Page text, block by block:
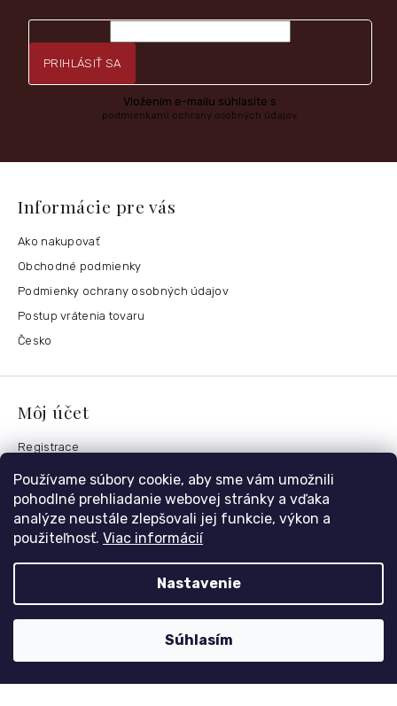
Používame súbory cookie, aby sme vám umožnili
pohodlné prehliadanie webovej stránky a vďaka
analýze neustále zlepšovali jej funkcie, výkon a
použiteľnosť. Viac informácií
Nastavenie
Súhlasím
PRIHLÁSIŤ SA
Vložením e-mailu súhlasíte s
podmienkami ochrany osobných údajov
Informácie pre vás
Ako nakupovať
Obchodné podmienky
Podmienky ochrany osobných údajov
Postup vrátenia tovaru
Česko
Môj účet
Registrace
Přihlášení
Historie objednávek
Kontaktujte nás
nolimit@dzinyodevy.cz